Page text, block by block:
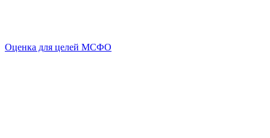
Оценка для целей МСФО